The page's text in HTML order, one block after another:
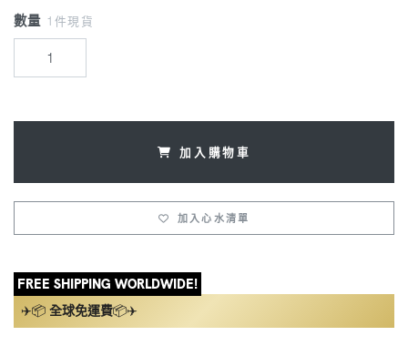
數量 1件現貨
加入購物車
加入心水清單
FREE SHIPPING WORLDWIDE!
✈️📦 全球免運費📦✈️